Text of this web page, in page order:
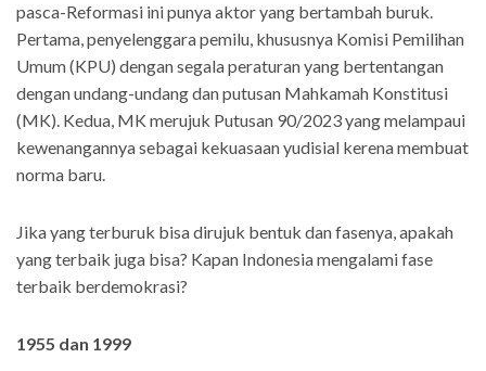
pasca-Reformasi ini punya aktor yang bertambah buruk.
Pertama, penyelenggara pemilu, khususnya Komisi Pemilihan
Umum (KPU) dengan segala peraturan yang bertentangan
dengan undang-undang dan putusan Mahkamah Konstitusi
(MK). Kedua, MK merujuk Putusan 90/2023 yang melampaui
kewenangannya sebagai kekuasaan yudisial kerena membuat
norma baru.
Jika yang terburuk bisa dirujuk bentuk dan fasenya, apakah
yang terbaik juga bisa? Kapan Indonesia mengalami fase
terbaik berdemokrasi?
1955 dan 1999